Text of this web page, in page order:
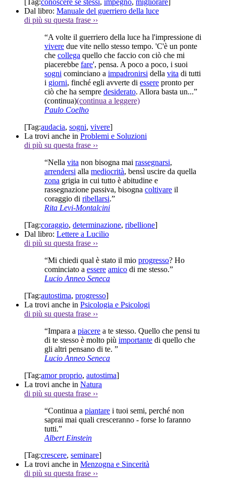
Dal libro: Manuale del guerriero della luce
di più su questa frase ››
“A volte il guerriero della luce ha l'impressione di
vivere due vite nello stesso tempo. 'C'è un ponte
che collega quello che faccio con ciò che mi
piacerebbe fare', pensa. A poco a poco, i suoi
sogni cominciano a impadronirsi della vita di tutti
i giorni, finché egli avverte di essere pronto per
ciò che ha sempre desiderato. Allora basta un...”
(continua)(continua a leggere)
Paulo Coelho
[Tag:audacia, sogni, vivere]
La trovi anche in Problemi e Soluzioni
di più su questa frase ››
“Nella vita non bisogna mai rassegnarsi,
arrendersi alla mediocrità, bensì uscire da quella
zona grigia in cui tutto è abitudine e
rassegnazione passiva, bisogna coltivare il
coraggio di ribellarsi.”
Rita Levi-Montalcini
[Tag:coraggio, determinazione, ribellione]
Dal libro: Lettere a Lucilio
di più su questa frase ››
“Mi chiedi qual è stato il mio progresso? Ho
cominciato a essere amico di me stesso.”
Lucio Anneo Seneca
[Tag:autostima, progresso]
La trovi anche in Psicologia e Psicologi
di più su questa frase ››
“Impara a piacere a te stesso. Quello che pensi tu
di te stesso è molto più importante di quello che
gli altri pensano di te. ”
Lucio Anneo Seneca
[Tag:amor proprio, autostima]
La trovi anche in Natura
di più su questa frase ››
“Continua a piantare i tuoi semi, perché non
saprai mai quali cresceranno - forse lo faranno
tutti.”
Albert Einstein
[Tag:crescere, seminare]
La trovi anche in Menzogna e Sincerità
di più su questa frase ››